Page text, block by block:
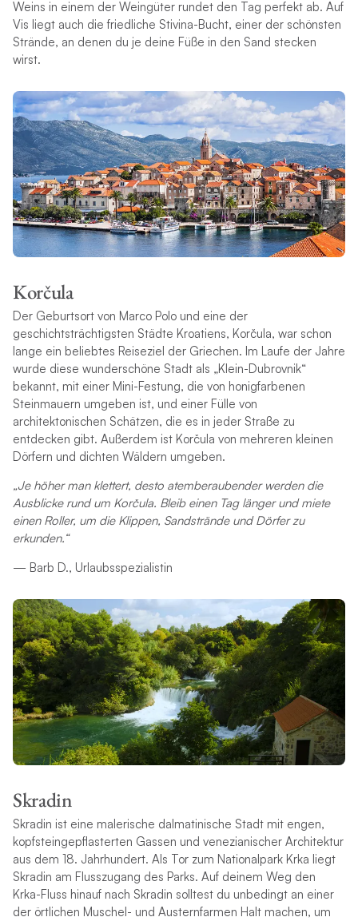
Weins in einem der Weingüter rundet den Tag perfekt ab. Auf
Vis liegt auch die friedliche Stivina-Bucht, einer der schönsten
Strände, an denen du je deine Füße in den Sand stecken
wirst.
Korčula
Der Geburtsort von Marco Polo und eine der
geschichtsträchtigsten Städte Kroatiens, Korčula, war schon
lange ein beliebtes Reiseziel der Griechen. Im Laufe der Jahre
wurde diese wunderschöne Stadt als „Klein-Dubrovnik“
bekannt, mit einer Mini-Festung, die von honigfarbenen
Steinmauern umgeben ist, und einer Fülle von
architektonischen Schätzen, die es in jeder Straße zu
entdecken gibt. Außerdem ist Korčula von mehreren kleinen
Dörfern und dichten Wäldern umgeben.
„Je höher man klettert, desto atemberaubender werden die
Ausblicke rund um Korčula. Bleib einen Tag länger und miete
einen Roller, um die Klippen, Sandstrände und Dörfer zu
erkunden.“
— Barb D., Urlaubsspezialistin
Skradin
Skradin ist eine malerische dalmatinische Stadt mit engen,
kopfsteingepflasterten Gassen und venezianischer Architektur
aus dem 18. Jahrhundert. Als Tor zum Nationalpark Krka liegt
Skradin am Flusszugang des Parks. Auf deinem Weg den
Krka-Fluss hinauf nach Skradin solltest du unbedingt an einer
der örtlichen Muschel- und Austernfarmen Halt machen, um